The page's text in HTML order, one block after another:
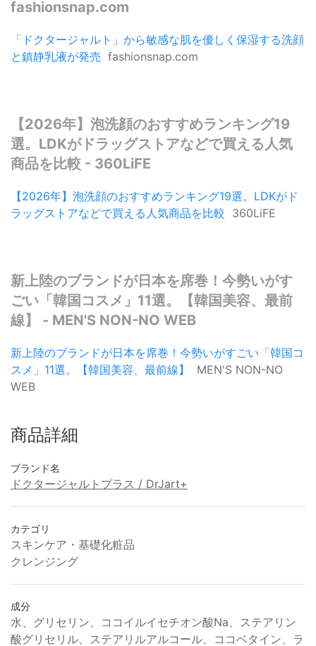
fashionsnap.com
「ドクタージャルト」から敏感な肌を優しく保湿する洗顔
と鎮静乳液が発売 fashionsnap.com
【2026年】泡洗顔のおすすめランキング19
選。LDKがドラッグストアなどで買える人気
商品を比較 - 360LiFE
【2026年】泡洗顔のおすすめランキング19選。LDKがド
ラッグストアなどで買える人気商品を比較 360LiFE
新上陸のブランドが日本を席巻！今勢いがす
ごい「韓国コスメ」11選。【韓国美容、最前
線】 - MEN'S NON-NO WEB
新上陸のブランドが日本を席巻！今勢いがすごい「韓国コ
スメ」11選。【韓国美容、最前線】
MEN'S NON-NO
WEB
商品詳細
ブランド名
ドクタージャルトプラス / DrJart+
カテゴリ
スキンケア・基礎化粧品
クレンジング
成分
水、グリセリン、ココイルイセチオン酸Na、ステアリン
酸グリセリル、ステアリルアルコール、ココベタイン、ラ